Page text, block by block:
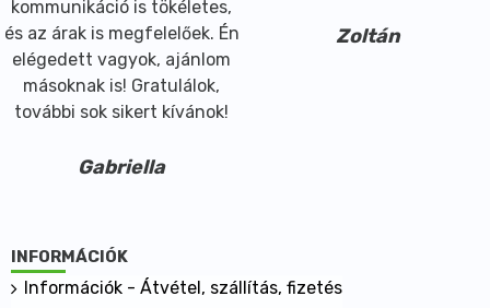
kommunikáció is tökéletes,
és az árak is megfelelőek. Én
elégedett vagyok, ajánlom
másoknak is! Gratulálok,
további sok sikert kívánok!
Gabriella
Zoltán
INFORMÁCIÓK
Információk - Átvétel, szállítás, fizetés